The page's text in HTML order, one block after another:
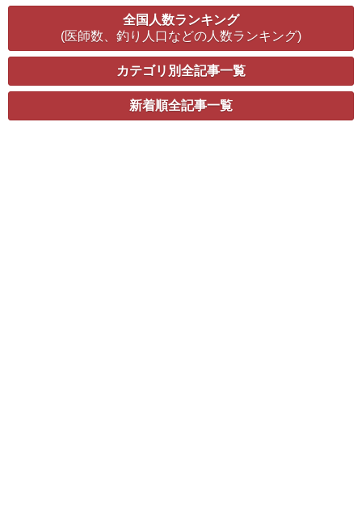
全国人数ランキング
(医師数、釣り人口などの人数ランキング)
カテゴリ別全記事一覧
新着順全記事一覧